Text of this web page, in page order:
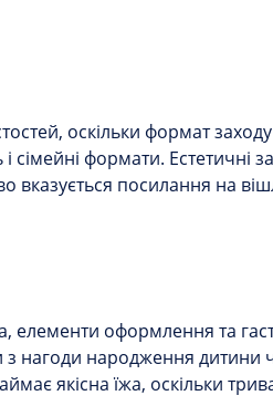
оскільки формат
і сімейні формати.
посилання на
оформлення та
з нагоди народження дитини
якісна їжа, оскільки